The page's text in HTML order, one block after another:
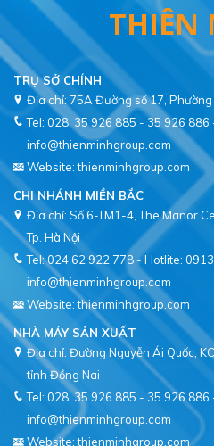
THIÊN
TRỤ SỞ CHÍNH
Địa chỉ: 75A Đường số 17, Phường
Tel: 028. 35 926 885 - 35 926
info@thienminhgroup.com
Website: thienminhgroup.com
CHI NHÁNH MIỀN BẮC
Địa chỉ: Số 6-TM1-4, The Manor
Tel: 024 62 922 778 - Hotlite:
info@thienminhgroup.com
Website: thienminhgroup.com
NHÀ MÁY SẢN XUẤT
Địa chỉ: Đường Nguyễn Ái Quốc,
tỉnh Đồng Nai
Tel: 028. 35 926 885 - 35 926
info@thienminhgroup.com
Website: thienminhgroup.com